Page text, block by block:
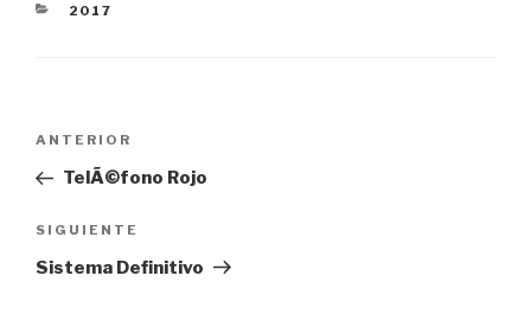
CATEGORÍAS
2017
entradas
Entrada
anterior:
ANTERIOR
TelÃ©fono Rojo
Siguiente
entrada
SIGUIENTE
Sistema Definitivo